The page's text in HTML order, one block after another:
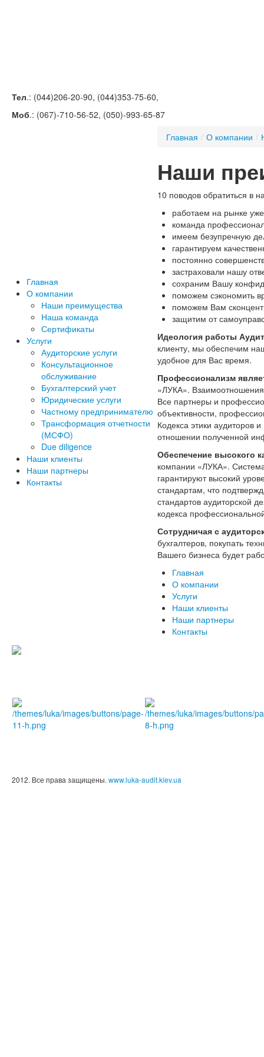
Тел.: (044)206-20-90, (044)353-75-60,
Моб.: (067)-710-56-52, (050)-993-65-87
Главная
О компании
Наши преимущества
Наша команда
Сертификаты
Услуги
Аудиторские услуги
Консультационное
обслуживание
Бухгалтерский учет
Юридические услуги
Частному предпринимателю
Трансформация отчетности
(МСФО)
Due diligence
Наши клиенты
Наши партнеры
Контакты
Главная / О компании /
Наши
10 поводов обратиться в
работаем на рынке
команда
имеем безупречную
гарантируем
постоянно
застраховали нашу
сохраним Вашу
поможем сэкономить
поможем Вам
защитим от
Идеология работы
клиенту, мы обеспечим
удобное для Вас время.
Профессионализм
«ЛУКА».
Все партнеры и
объективности,
Кодекса этики аудиторов
отношении полученной
Обеспечение высокого
компании «ЛУКА».
гарантируют высокий
стандартам, что
стандартов аудиторской
кодекса
Сотрудничая с
бухгалтеров, покупать
Вашего бизнеса будет
Главная
О компании
Услуги
Наши клиенты
Наши партнеры
Контакты
2012. Все права защищены. www.luka-audit.kiev.ua